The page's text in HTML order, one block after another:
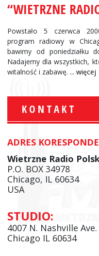
“WIETRZNE
Powstało 5 czerwca
program radiowy w
bawimy od poniedziałku
Nadajemy dla wszystkich,
witalność i zabawę. ... więcej
KONTAKT
ADRES
Wietrzne Radio
P.O. BOX 34978
Chicago, IL 60634
USA
STUDIO:
4007 N. Nashville Ave.
Chicago IL 60634